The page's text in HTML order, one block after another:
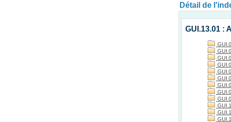
Détail de
GUI.13.01 :